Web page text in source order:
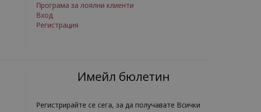
Програма за лоялни клиенти
Вход
Регистрация
Имейл бюлетин
Регистрирайте се сега, за да получавате Всички